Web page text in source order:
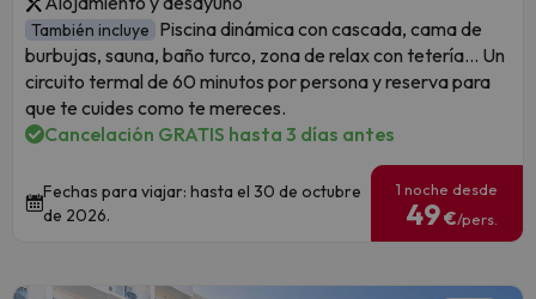
También incluye Piscina dinámica con cascada, cama de
burbujas, sauna, baño turco, zona de relax con tetería... Un
circuito termal de 60 minutos por persona y reserva para
que te cuides como te mereces.
Cancelación GRATIS hasta 3 días antes
Fechas para viajar: hasta el 30 de octubre
de 2026.
1 noche desde
49€/pers.